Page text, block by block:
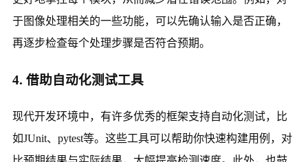
于图像处理相关的一些功能，可以先确认输入是否正确，
再逐步检查每个处理步骤是否符合预期。
4. 借助自动化测试工具
现代开发环境中，有许多优秀的框架支持自动化测试，比
如JUnit、pytest等。这些工具可以帮助你快速构建用例，对